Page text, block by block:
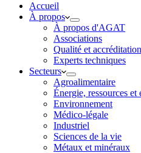
Accueil
À propos
À propos d'AGAT
Associations
Qualité et accréditation
Experts techniques
Secteurs
Agroalimentaire
Énergie, ressources et
Environnement
Médico-légale
Industriel
Sciences de la vie
Métaux et minéraux